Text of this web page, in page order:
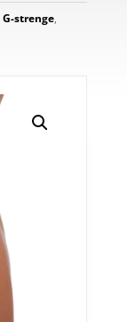
G-strenge,